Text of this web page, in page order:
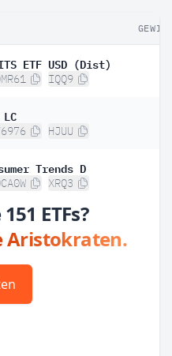
ETF USD (Dist)
IQQ9
HJUU
Trends D
XRQ3
ETFs?
Aristokraten.